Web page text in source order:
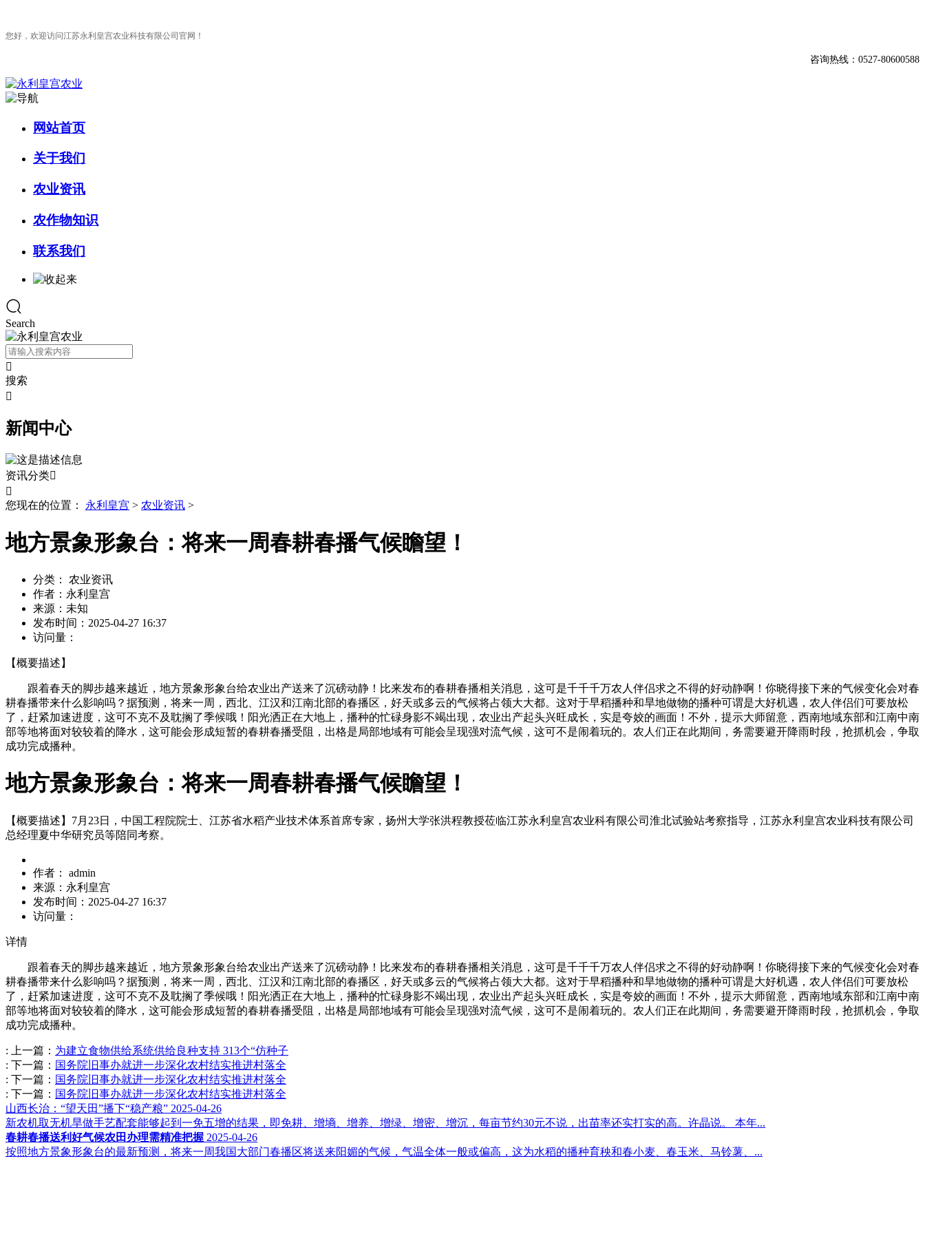
您好，欢迎访问江苏永利皇宫农业科技有限公司官网！
咨询热线：0527-80600588
网站首页
关于我们
农业资讯
农作物知识
联系我们
Search

搜索

新闻中心
资讯分类

您现在的位置：
永利皇宫 > 农业资讯 >
地方景象形象台：将来一周春耕春播气候瞻望！
分类：
农业资讯
作者： 永利皇宫
来源： 未知
发布时间： 2025-04-27 16:37
访问量：
【概要描述】
跟着春天的脚步越来越近，地方景象形象台给农业出产送来了沉磅动静！比来发布的春耕春播相关消息，这可是千千千万农人伴侣求之不得的好动静啊！你晓得接下来的气候变化会对春
耕春播带来什么影响吗？据预测，将来一周，西北、江汉和江南北部的春播区，好天或多云的气候将占领大大都。这对于早稻播种和旱地做物的播种可谓是大好机遇，农人伴侣们可要放松
了，赶紧加速进度，这可不克不及耽搁了季候哦！阳光洒正在大地上，播种的忙碌身影不竭出现，农业出产起头兴旺成长，实是夸姣的画面！不外，提示大师留意，西南地域东部和江南中南
部等地将面对较较着的降水，这可能会形成短暂的春耕春播受阻，出格是局部地域有可能会呈现强对流气候，这可不是闹着玩的。农人们正在此期间，务需要避开降雨时段，抢抓机会，争取
成功完成播种。
地方景象形象台：将来一周春耕春播气候瞻望！
【概要描述】 7月23日，中国工程院院士、江苏省水稻产业技术体系首席专家，扬州大学张洪程教授莅临江苏永利皇宫农业科有限公司淮北试验站考察指导，江苏永利皇宫农业科技有限公司
总经理夏中华研究员等陪同考察。
作者：
admin
来源： 永利皇宫
发布时间： 2025-04-27 16:37
访问量：
详情
跟着春天的脚步越来越近，地方景象形象台给农业出产送来了沉磅动静！比来发布的春耕春播相关消息，这可是千千千万农人伴侣求之不得的好动静啊！你晓得接下来的气候变化会对春
耕春播带来什么影响吗？据预测，将来一周，西北、江汉和江南北部的春播区，好天或多云的气候将占领大大都。这对于早稻播种和旱地做物的播种可谓是大好机遇，农人伴侣们可要放松
了，赶紧加速进度，这可不克不及耽搁了季候哦！阳光洒正在大地上，播种的忙碌身影不竭出现，农业出产起头兴旺成长，实是夸姣的画面！不外，提示大师留意，西南地域东部和江南中南
部等地将面对较较着的降水，这可能会形成短暂的春耕春播受阻，出格是局部地域有可能会呈现强对流气候，这可不是闹着玩的。农人们正在此期间，务需要避开降雨时段，抢抓机会，争取
成功完成播种。
: 上一篇： 为建立食物供给系统供给良种支持 313个“仿种子
: 下一篇： 国务院旧事办就进一步深化农村结实推进村落全
: 下一篇： 国务院旧事办就进一步深化农村结实推进村落全
: 下一篇： 国务院旧事办就进一步深化农村结实推进村落全
山西长治：“望天田”播下“稳产粮” 2025-04-26
新农机取无机旱做手艺配套能够起到一免五增的结果，即免耕、增墒、增养、增绿、增密、增沉，每亩节约30元不说，出苗率还实打实的高。许晶说。 本年...
春耕春播送利好气候农田办理需精准把握 2025-04-26
按照地方景象形象台的最新预测，将来一周我国大部门春播区将送来阳媚的气候，气温全体一般或偏高，这为水稻的播种育秧和春小麦、春玉米、马铃薯、...